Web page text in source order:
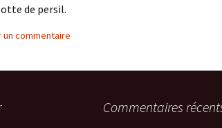
de persil.
un commentaire
Commentaires